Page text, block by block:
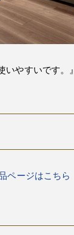
いやすいです。』
ページはこちら